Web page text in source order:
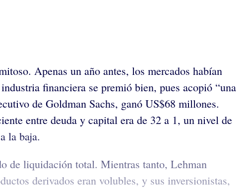
Apenas un año antes, los mercados habían
financiera se premió bien, pues acopió “una
de Goldman Sachs, ganó US$68 millones.
entre deuda y capital era de 32 a 1, un nivel de
la baja.
de liquidación total. Mientras tanto, Lehman
derivados eran volubles, y sus inversionistas,